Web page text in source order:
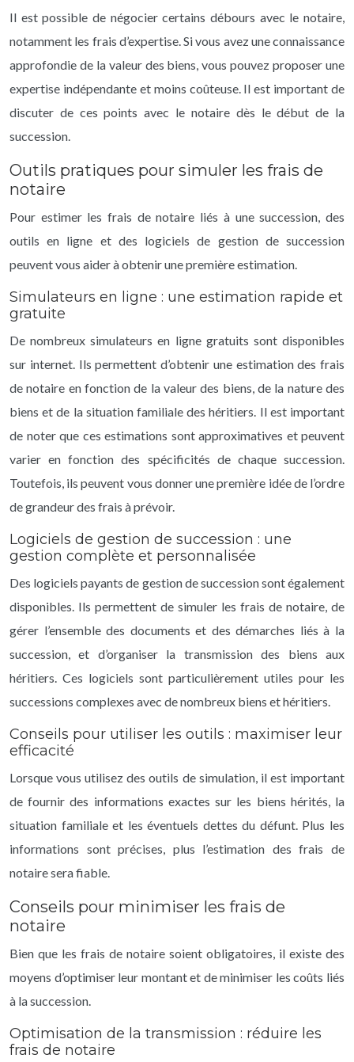
Il est possible de négocier certains débours avec le notaire,
notamment les frais d’expertise. Si vous avez une connaissance
approfondie de la valeur des biens, vous pouvez proposer une
expertise indépendante et moins coûteuse. Il est important de
discuter de ces points avec le notaire dès le début de la
succession.
Outils pratiques pour simuler les frais de
notaire
Pour estimer les frais de notaire liés à une succession, des
outils en ligne et des logiciels de gestion de succession
peuvent vous aider à obtenir une première estimation.
Simulateurs en ligne : une estimation rapide et
gratuite
De nombreux simulateurs en ligne gratuits sont disponibles
sur internet. Ils permettent d’obtenir une estimation des frais
de notaire en fonction de la valeur des biens, de la nature des
biens et de la situation familiale des héritiers. Il est important
de noter que ces estimations sont approximatives et peuvent
varier en fonction des spécificités de chaque succession.
Toutefois, ils peuvent vous donner une première idée de l’ordre
de grandeur des frais à prévoir.
Logiciels de gestion de succession : une
gestion complète et personnalisée
Des logiciels payants de gestion de succession sont également
disponibles. Ils permettent de simuler les frais de notaire, de
gérer l’ensemble des documents et des démarches liés à la
succession, et d’organiser la transmission des biens aux
héritiers. Ces logiciels sont particulièrement utiles pour les
successions complexes avec de nombreux biens et héritiers.
Conseils pour utiliser les outils : maximiser leur
efficacité
Lorsque vous utilisez des outils de simulation, il est important
de fournir des informations exactes sur les biens hérités, la
situation familiale et les éventuels dettes du défunt. Plus les
informations sont précises, plus l’estimation des frais de
notaire sera fiable.
Conseils pour minimiser les frais de
notaire
Bien que les frais de notaire soient obligatoires, il existe des
moyens d’optimiser leur montant et de minimiser les coûts liés
à la succession.
Optimisation de la transmission : réduire les
frais de notaire